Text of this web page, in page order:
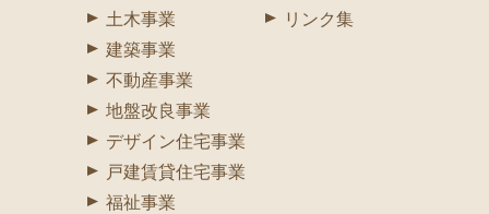
2026年03月20日
令和8年2月10日、株式会社渡辺組は厚生労働省より「ユースエ
ール認定企業」として認定されました。
土木事業
建築事業
不動産事業
地盤改良事業
デザイン住宅事業
戸建賃貸住宅事業
福祉事業
リンク集